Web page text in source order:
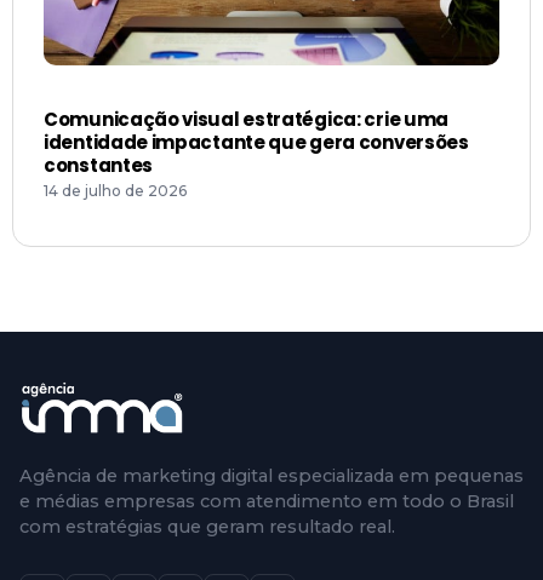
Comunicação visual estratégica: crie uma
identidade impactante que gera conversões
constantes
14 de julho de 2026
Agência de marketing digital especializada em pequenas
e médias empresas com atendimento em todo o Brasil
com estratégias que geram resultado real.